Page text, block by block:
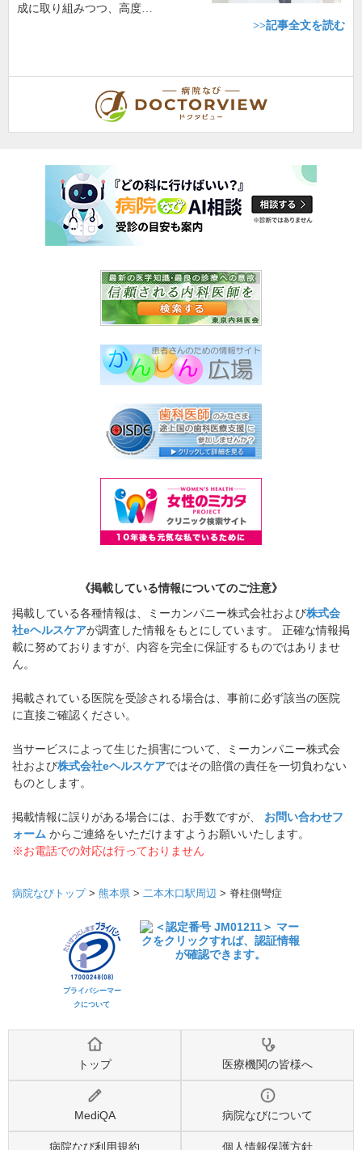
成に取り組みつつ、高度…
>>記事全文を読む
《掲載している情報についてのご注意》
掲載している各種情報は、ミーカンパニー株式会社および株式会
社eヘルスケアが調査した情報をもとにしています。 正確な情報掲
載に努めておりますが、内容を完全に保証するものではありませ
ん。
掲載されている医院を受診される場合は、事前に必ず該当の医院
に直接ご確認ください。
当サービスによって生じた損害について、ミーカンパニー株式会
社および株式会社eヘルスケアではその賠償の責任を一切負わない
ものとします。
掲載情報に誤りがある場合には、お手数ですが、 お問い合わせフ
ォーム からご連絡をいただけますようお願いいたします。
※お電話での対応は行っておりません
病院なびトップ> 熊本県 > 二本木口駅周辺 > 脊柱側彎症
プライバシーマー
クについて
トップ 医療機関の皆様へ
MediQA 病院なびについて
病院なび利用規約 個人情報保護方針